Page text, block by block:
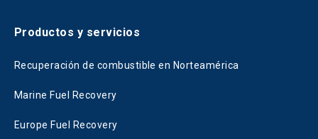
Productos y servicios
Recuperación de combustible en Norteamérica
Marine Fuel Recovery
Europe Fuel Recovery